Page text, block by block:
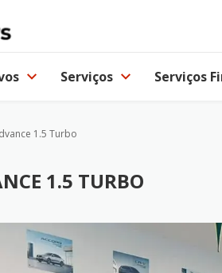
Serviços Serviços
1.5 Turbo
1.5 TURBO